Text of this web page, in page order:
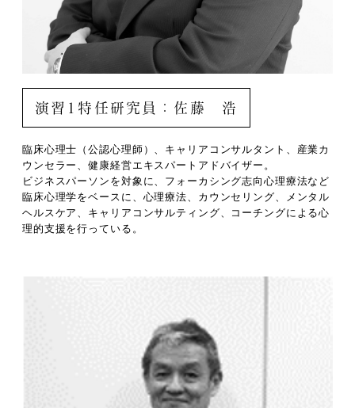
演習1特任研究員：佐藤 浩
臨床心理士（公認心理師）、キャリアコンサルタント、産業カ
ウンセラー、健康経営エキスパートアドバイザー。
ビジネスパーソンを対象に、フォーカシング志向心理療法など
臨床心理学をベースに、心理療法、カウンセリング、メンタル
ヘルスケア、キャリアコンサルティング、コーチングによる心
理的支援を行っている。